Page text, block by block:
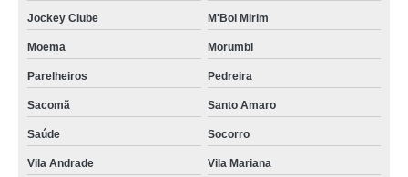
Jockey Clube M'Boi Mirim
Moema Morumbi
Parelheiros Pedreira
Sacomã Santo Amaro
Saúde Socorro
Vila Andrade Vila Mariana